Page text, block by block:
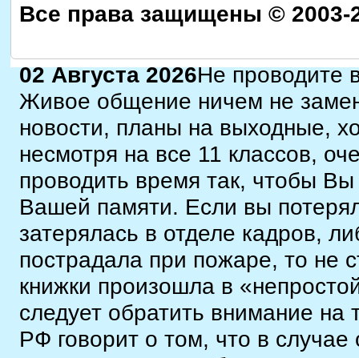
Все права защищены © 2003-
02 Августа 2026Не проводите
Живое общение ничем не
новости, планы на выходные,
несмотря на все 11 классов,
проводить время так, чтобы
Вашей памяти. Если вы
затерялась в отделе кадров,
пострадала при пожаре, то не
книжки произошла в
следует обратить внимание на
РФ говорит о том, что в случае